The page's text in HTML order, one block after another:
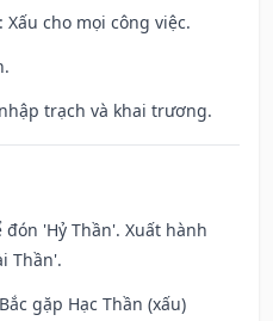
Xấu cho mọi công việc.
trạch và khai trương.
'Hỷ Thần'. Xuất hành
Thần'.
gặp Hạc Thần (xấu)